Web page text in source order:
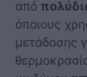
από
όποιους
μετάδοσης